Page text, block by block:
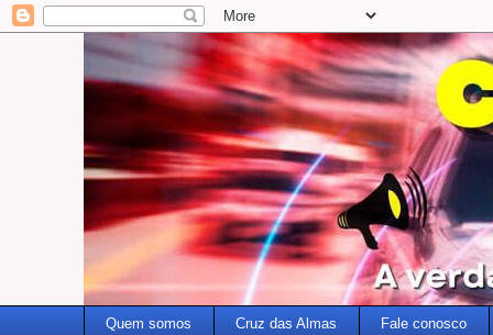
Quem somos Cruz das Almas Fale conosco